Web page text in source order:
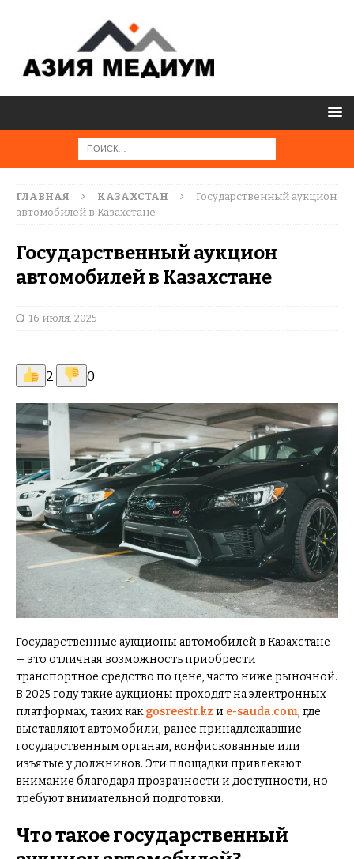
ГЛАВНАЯ КАЗАХСТАН
Государственный аукцион
автомобилей в Казахстане
Государственный аукцион
автомобилей в Казахстане
16 июля, 2025
2 0
Государственные аукционы автомобилей в Казахстане
— это отличная возможность приобрести
транспортное средство по цене, часто ниже рыночной.
В 2025 году такие аукционы проходят на электронных
платформах, таких какgosreestr.kz и e-sauda.com, где
выставляют автомобили, ранее принадлежавшие
государственным органам, конфискованные или
изъятые у должников. Эти площадки привлекают
внимание благодаря прозрачности и доступности, но
требуют внимательной подготовки.
Что такое государственный